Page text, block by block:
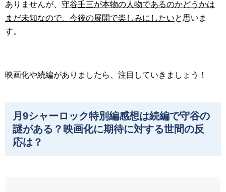
ありませんが、 守谷壬三が本物の人物であるのかどうかは
まだ未知なので、今後の展開で楽しみにしたいと思いま
す。
映画化や続編がありましたら、注目していきましょう！
月9シャーロック特別編感想は続編で守谷の
謎がある？映画化に期待に対する世間の反
応は？